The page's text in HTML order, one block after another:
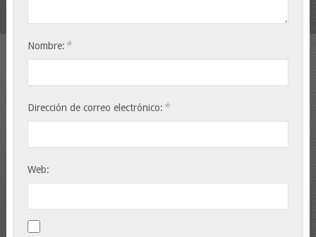
Nombre: *
Dirección de correo electrónico: *
Web: